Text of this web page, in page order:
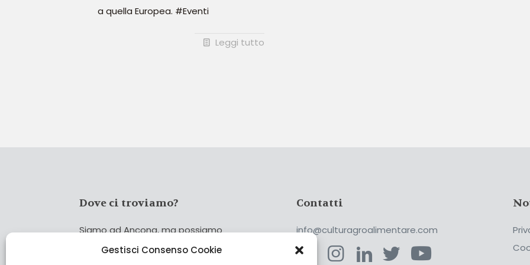
Gestisci Consenso Cookie
a quella Europea. #Eventi
Leggi tutto
Dove ci troviamo?
Siamo ad Ancona, ma possiamo
coprire tutta Italia!
Contatti
info@culturagroalimentare.com